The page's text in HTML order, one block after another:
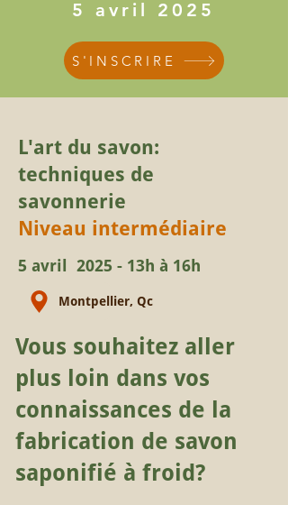
5 avril 2025
S'INSCRIRE
L'art du savon:
techniques de
savonnerie
Niveau intermédiaire
5 avril 2025 - 13h à 16h
Montpellier, Qc
Vous souhaitez aller
plus loin dans vos
connaissances de la
fabrication de savon
saponifié à froid?